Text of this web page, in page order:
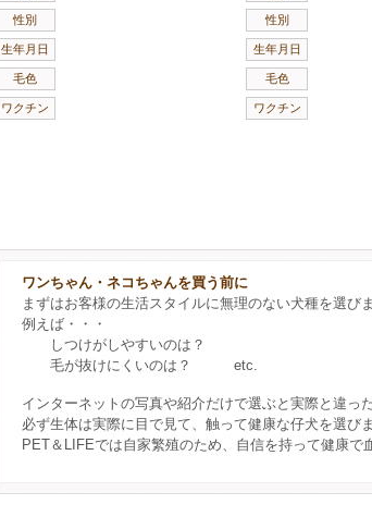
性別
生年月日
毛色
ワクチン
性別
生年月日
毛色
ワクチン
ワンちゃん・ネコちゃんを買う前に
まずはお客様の生活スタイルに無理のない犬種を選び
例えば・・・
しつけがしやすいのは？
毛が抜けにくいのは？ etc.
インターネットの写真や紹介だけで選ぶと実際と違っ
必ず生体は実際に目で見て、触って健康な仔犬を選びま
PET＆LIFEでは自家繁殖のため、自信を持って健康で